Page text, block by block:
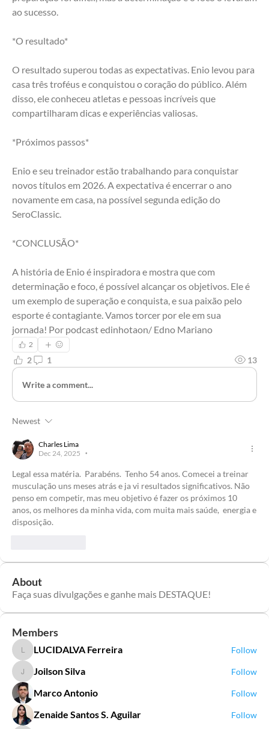
ao sucesso.
*O resultado*
O resultado superou todas as expectativas. Enio levou para
casa três troféus e conquistou o coração do público. Além
disso, ele conheceu atletas e pessoas incríveis que
compartilharam dicas e experiências valiosas.
*Próximos passos*
Enio e seu treinador estão trabalhando para conquistar
novos títulos em 2026. A expectativa é encerrar o ano
novamente em casa, na possível segunda edição do
SeroClassic.
*CONCLUSÃO*
A história de Enio é inspiradora e mostra que com
determinação e foco, é possível alcançar os objetivos. Ele é
um exemplo de superação e conquista, e sua paixão pelo
esporte é contagiante. Vamos torcer por ele em sua
jornada! Por podcast edinhotaon/ Edno Mariano
2
2 1 13
Write a comment...
Newest
Charles Lima
Dec 24, 2025
•
Legal essa matéria.  Parabéns.  Tenho 54 anos. Comecei a treinar
musculação uns meses atrás e ja vi resultados significativos. Não
penso em competir, mas meu objetivo é fazer os próximos 10
anos, os melhores da minha vida, com muita mais saúde,  energia e
disposição.
About
Faça suas divulgações e ganhe mais DESTAQUE!
Members
LUCIDALVA Ferreira
LUCIDALVA Ferreira Follow
Joilson Silva
Joilson Silva Follow
Marco Antonio Follow
Zenaide Santos S. Aguilar Follow